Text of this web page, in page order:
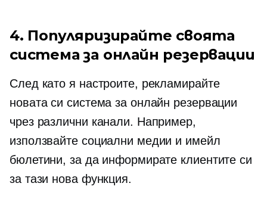
4. Популяризирайте своята
система за онлайн резервации
След като я настроите, рекламирайте
новата си система за онлайн резервации
чрез различни канали. Например,
използвайте социални медии и имейл
бюлетини, за да информирате клиентите си
за тази нова функция.